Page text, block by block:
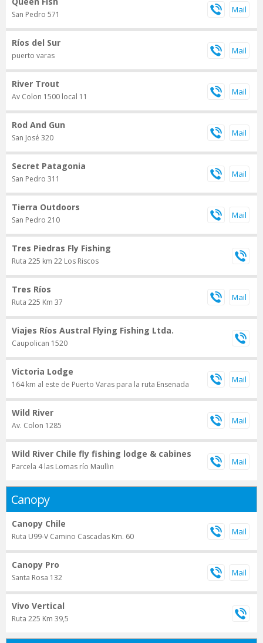
San Pedro 571
Ríos del Sur
puerto varas
River Trout
Av Colon 1500 local 11
Rod And Gun
San José 320
Secret Patagonia
San Pedro 311
Tierra Outdoors
San Pedro 210
Tres Piedras Fly Fishing
Ruta 225 km 22 Los Riscos
Tres Ríos
Ruta 225 Km 37
Viajes Ríos Austral Flying Fishing Ltda.
Caupolican 1520
Victoria Lodge
164 km al este de Puerto Varas para la ruta Ensenada
Wild River
Av. Colon 1285
Wild River Chile fly fishing lodge & cabines
Parcela 4 las Lomas río Maullin
Canopy
Canopy Chile
Ruta U99-V Camino Cascadas Km. 60
Canopy Pro
Santa Rosa 132
Vivo Vertical
Ruta 225 Km 39,5